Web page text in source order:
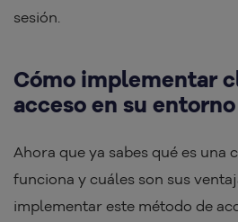
sesión.
Cómo implementar
acceso en su
Ahora que ya sabes qué es una
funciona y cuáles son sus
implementar este método de